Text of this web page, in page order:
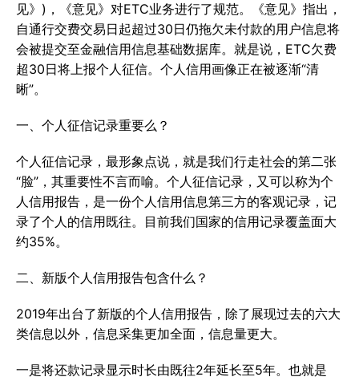
见》)，《意见》对ETC业务进行了规范。《意见》指出，
自通行交费交易日起超过30日仍拖欠未付款的用户信息将
会被提交至金融信用信息基础数据库。就是说，ETC欠费
超30日将上报个人征信。个人信用画像正在被逐渐“清
晰”。
一、个人征信记录重要么？
个人征信记录，最形象点说，就是我们行走社会的第二张
“脸”，其重要性不言而喻。个人征信记录，又可以称为个
人信用报告，是一份个人信用信息第三方的客观记录，记
录了个人的信用既往。目前我们国家的信用记录覆盖面大
约35%。
二、新版个人信用报告包含什么？
2019年出台了新版的个人信用报告，除了展现过去的六大
类信息以外，信息采集更加全面，信息量更大。
一是将还款记录显示时长由既往2年延长至5年。也就是